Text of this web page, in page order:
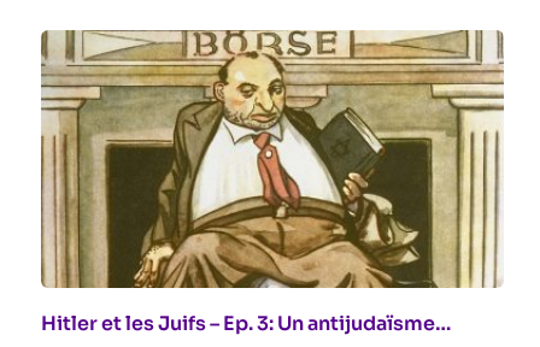
Hitler et les Juifs – Ep. 3: Un antijudaïsme…